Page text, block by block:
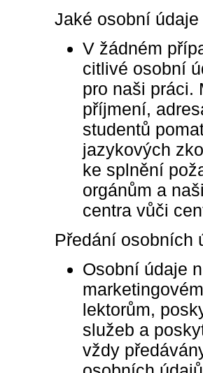
Jaké osobní
V žádném
citlivé osobní
pro naši práci.
příjmení,
studentů
jazykových
ke splnění
orgánům a
centra vůči
Předání osobních
Osobní údaje
lektorům,
služeb a
vždy